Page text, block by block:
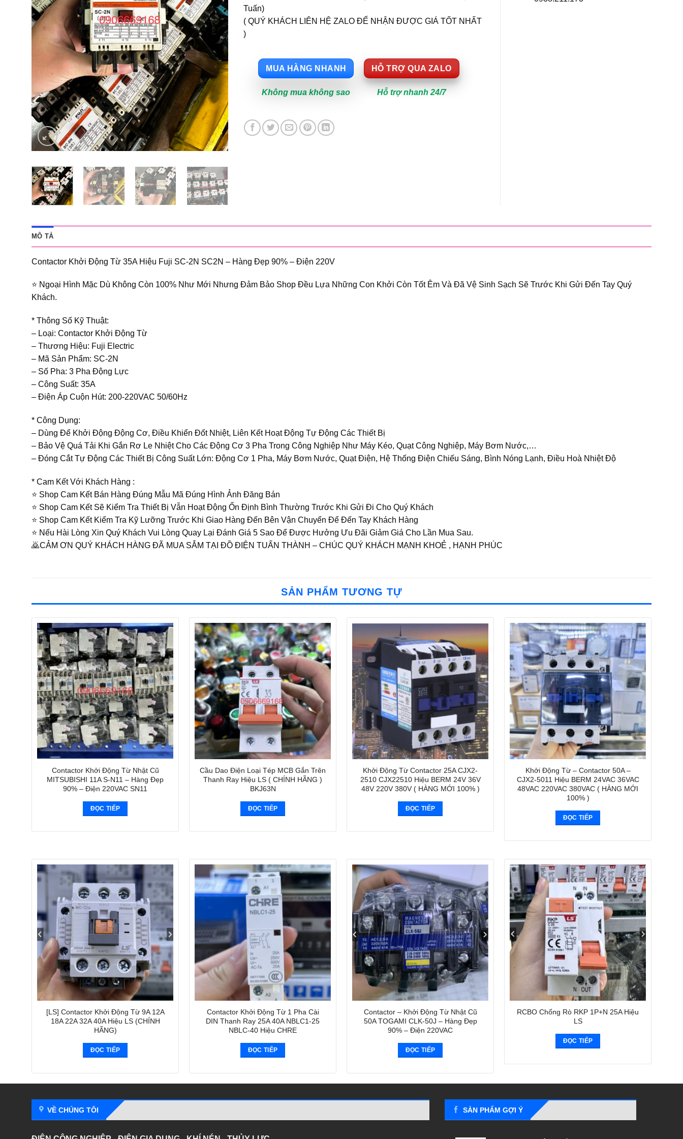
Tuấn)
( QUÝ KHÁCH LIÊN HỆ ZALO ĐỂ NHẬN ĐƯỢC GIÁ TỐT NHẤT
)
MUA HÀNG NHANH
Không mua không sao
HỖ TRỢ QUA ZALO
Hỗ trợ nhanh 24/7
MÔ TẢ
Contactor Khởi Động Từ 35A Hiệu Fuji SC-2N SC2N – Hàng Đẹp 90% – Điện 220V
⭐️ Ngoại Hình Mặc Dù Không Còn 100% Như Mới Nhưng Đảm Bảo Shop Đều Lựa Những Con Khởi Còn Tốt Êm Và Đã Vệ Sinh Sạch Sẽ Trước Khi Gửi Đến Tay Quý
Khách.
* Thông Số Kỹ Thuật:
– Loại: Contactor Khởi Động Từ
– Thương Hiệu: Fuji Electric
– Mã Sản Phẩm: SC-2N
– Số Pha: 3 Pha Động Lực
– Công Suất: 35A
– Điện Áp Cuộn Hút: 200-220VAC 50/60Hz
* Công Dụng:
– Dùng Để Khởi Động Động Cơ, Điều Khiển Đốt Nhiệt, Liên Kết Hoạt Động Tự Động Các Thiết Bị
– Bảo Vệ Quá Tải Khi Gắn Rơ Le Nhiệt Cho Các Động Cơ 3 Pha Trong Công Nghiệp Như Máy Kéo, Quạt Công Nghiệp, Máy Bơm Nước,…
– Đóng Cắt Tự Động Các Thiết Bị Công Suất Lớn: Động Cơ 1 Pha, Máy Bơm Nước, Quạt Điện, Hệ Thống Điện Chiếu Sáng, Bình Nóng Lạnh, Điều Hoà Nhiệt Độ
* Cam Kết Với Khách Hàng :
⭐️ Shop Cam Kết Bán Hàng Đúng Mẫu Mã Đúng Hình Ảnh Đăng Bán
⭐️ Shop Cam Kết Sẽ Kiểm Tra Thiết Bị Vẫn Hoạt Động Ổn Định Bình Thường Trước Khi Gửi Đi Cho Quý Khách
⭐️ Shop Cam Kết Kiểm Tra Kỹ Lưỡng Trước Khi Giao Hàng Đến Bên Vận Chuyển Để Đến Tay Khách Hàng
⭐️ Nếu Hài Lòng Xin Quý Khách Vui Lòng Quay Lại Đánh Giá 5 Sao Để Được Hưởng Ưu Đãi Giảm Giá Cho Lần Mua Sau.
🙇CẢM ƠN QUÝ KHÁCH HÀNG ĐÃ MUA SẮM TẠI ĐỒ ĐIỆN TUẤN THÀNH – CHÚC QUÝ KHÁCH MẠNH KHOẺ , HẠNH PHÚC
SẢN PHẨM TƯƠNG TỰ
Contactor Khởi Động Từ Nhật Cũ
MITSUBISHI 11A S-N11 – Hàng Đẹp
90% – Điện 220VAC SN11
ĐỌC TIẾP
Cầu Dao Điện Loại Tép MCB Gắn Trên
Thanh Ray Hiệu LS ( CHÍNH HÃNG )
BKJ63N
ĐỌC TIẾP
Khởi Động Từ Contactor 25A CJX2-
2510 CJX22510 Hiệu BERM 24V 36V
48V 220V 380V ( HÀNG MỚI 100% )
ĐỌC TIẾP
Khởi Động Từ – Contactor 50A –
CJX2-5011 Hiệu BERM 24VAC 36VAC
48VAC 220VAC 380VAC ( HÀNG MỚI
100% )
ĐỌC TIẾP
[LS] Contactor Khởi Động Từ 9A 12A
18A 22A 32A 40A Hiệu LS (CHÍNH
HÃNG)
ĐỌC TIẾP
Contactor Khởi Động Từ 1 Pha Cài
DIN Thanh Ray 25A 40A NBLC1-25
NBLC-40 Hiệu CHRE
ĐỌC TIẾP
Contactor – Khởi Động Từ Nhật Cũ
50A TOGAMI CLK-50J – Hàng Đẹp
90% – Điện 220VAC
ĐỌC TIẾP
RCBO Chống Rò RKP 1P+N 25A Hiệu
LS
ĐỌC TIẾP
VỀ CHÚNG TÔI SẢN PHẨM GỢI Ý